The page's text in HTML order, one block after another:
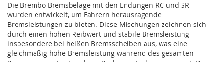
Die Brembo Bremsbeläge mit den Endungen RC und SR
wurden entwickelt, um Fahrern herausragende
Bremsleistungen zu bieten. Diese Mischungen zeichnen sich
durch einen hohen Reibwert und stabile Bremsleistung
insbesondere bei heißen Bremsscheiben aus, was eine
gleichmäßig hohe Bremsleistung während des gesamten